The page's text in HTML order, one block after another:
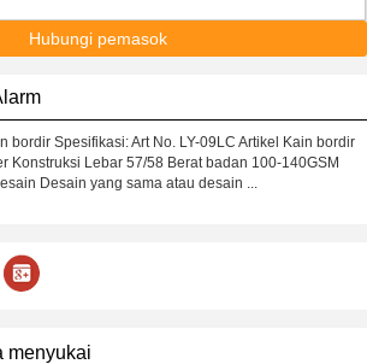
Hubungi pemasok
bordir Spesifikasi: Art No. LY-09LC Artikel Kain bordir
Konstruksi Lebar 57/58 Berat badan 100-140GSM
Desain yang sama atau desain ...
menyukai